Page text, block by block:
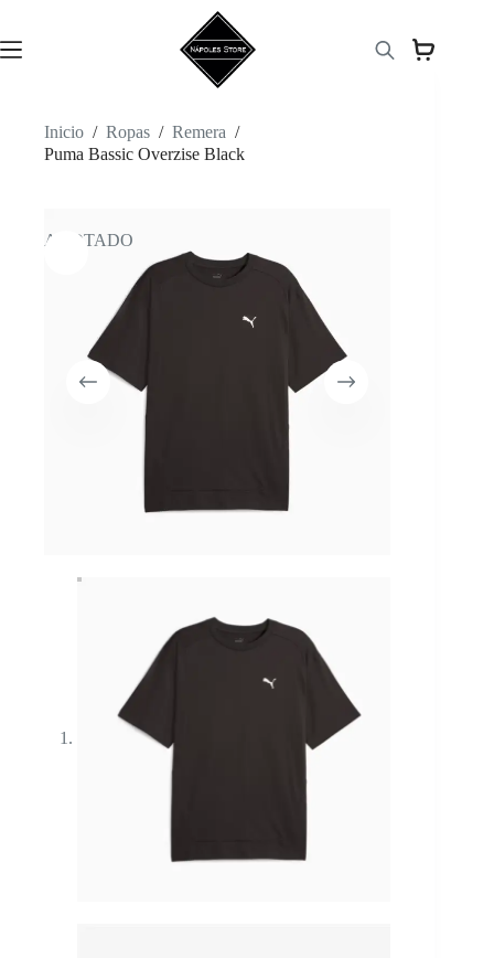
contenido
Inicio / Ropas / Remera /
Puma Bassic Overzise Black
AGOTADO